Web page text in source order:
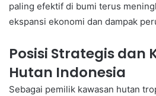
paling efektif di bumi terus
ekspansi ekonomi dan dampak
Posisi Strategis dan
Hutan Indonesia
Sebagai pemilik kawasan hutan